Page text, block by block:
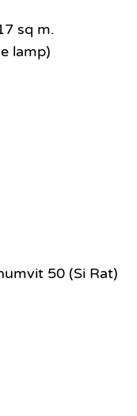
sq m.
lamp)
50 (Si Rat)